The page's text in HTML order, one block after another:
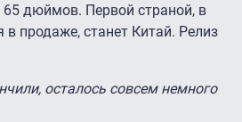
дюймов. Первой страной, в
в продаже, станет Китай. Релиз
осталось совсем немного